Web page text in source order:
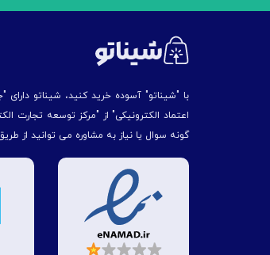
با "شیناتو" آسوده خرید کنید، شیناتو
اعتماد الکترونیکی" از "مركز توسعه تجارت
گونه سوال یا نیاز به مشاوره می توانید از